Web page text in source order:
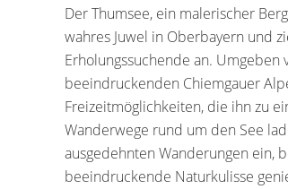
Der Thumsee, ein malerischer
wahres Juwel in Oberbayern und
Erholungssuchende an.
beeindruckenden Chiemgauer
Freizeitmöglichkeiten, die ihn zu
Wanderwege rund um den See
ausgedehnten Wanderungen ein,
beeindruckende Naturkulisse